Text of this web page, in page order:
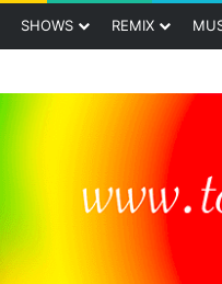
SHOWS REMIX